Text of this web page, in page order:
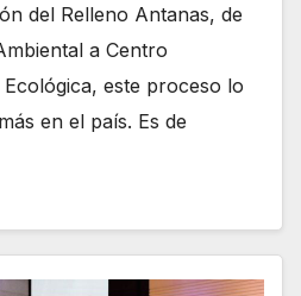
del Relleno Antanas, de
a Centro
este proceso lo
en el país. Es de